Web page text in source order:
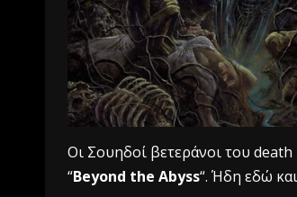
Oι Σουηδοί βετεράνοι του
“Beyond the Abyss“. Ήδη εδώ